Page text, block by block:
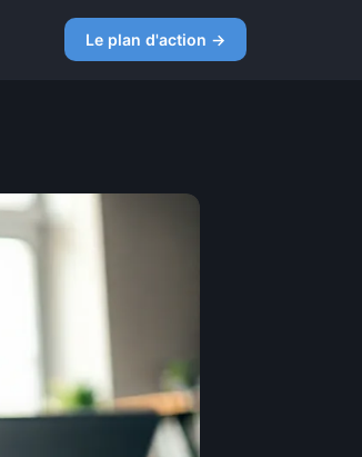
Le plan d'action →